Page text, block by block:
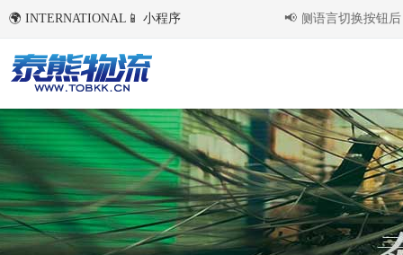
🌍 INTERNATIONAL 📱 小程序 📢
国内环境下首次点击右侧语言切换按钮后